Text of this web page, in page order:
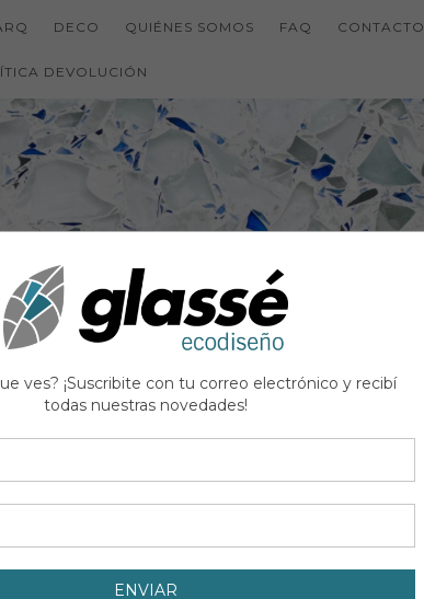
DECO QUIÉNES SOMOS FAQ CONTACTO
DEVOLUCIÓN
ves? ¡Suscribite con tu correo electrónico y recibí
todas nuestras novedades!